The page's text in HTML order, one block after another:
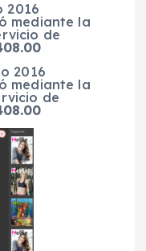
2016
mediante la
de
2016
mediante la
de